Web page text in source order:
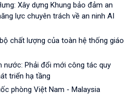
Xây dựng Khung bảo đảm an
lực chuyên trách về an ninh AI
chất lượng của toàn hệ thống giáo
nước: Phải đổi mới công tác quy
triển hạ tầng
phòng Việt Nam - Malaysia